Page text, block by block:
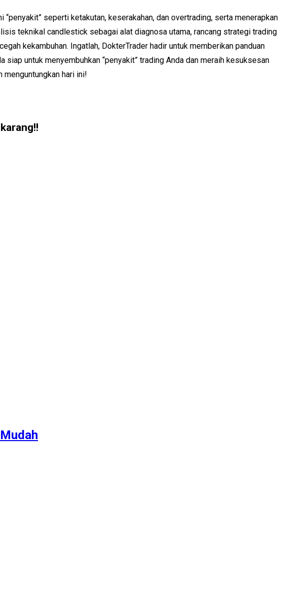
seperti ketakutan, keserakahan, dan overtrading, serta menerapkan
teknikal candlestick sebagai alat diagnosa utama, rancang strategi trading
kekambuhan. Ingatlah, DokterTrader hadir untuk memberikan panduan
untuk menyembuhkan “penyakit” trading Anda dan meraih kesuksesan
menguntungkan hari ini!